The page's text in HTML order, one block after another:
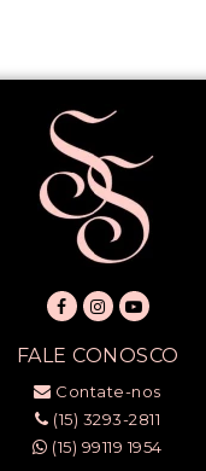
FALE CONOSCO
Contate-nos
(15) 3293-2811
(15) 99119 1954